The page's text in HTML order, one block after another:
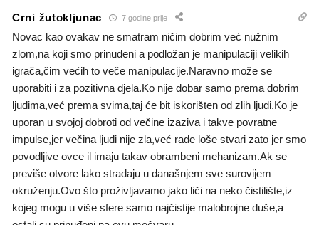
Crni žutokljunac 7 godine prije
Novac kao ovakav ne smatram ničim dobrim već nužnim
zlom,na koji smo prinuđeni a podložan je manipulaciji velikih
igrača,čim većih to veče manipulacije.Naravno može se
uporabiti i za pozitivna djela.Ko nije dobar samo prema dobrim
ljudima,već prema svima,taj će bit iskorišten od zlih ljudi.Ko je
uporan u svojoj dobroti od večine izaziva i takve povratne
impulse,jer večina ljudi nije zla,već rade loše stvari zato jer smo
povodljive ovce il imaju takav obrambeni mehanizam.Ak se
previše otvore lako stradaju u današnjem sve surovijem
okruženju.Ovo što proživljavamo jako liči na neko čistilište,iz
kojeg mogu u više sfere samo najčistije malobrojne duše,a